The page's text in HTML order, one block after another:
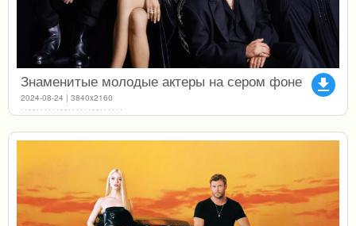
file_download
Знаменитые молодые актеры на сером фоне
2024-08-24 | 3840x2160